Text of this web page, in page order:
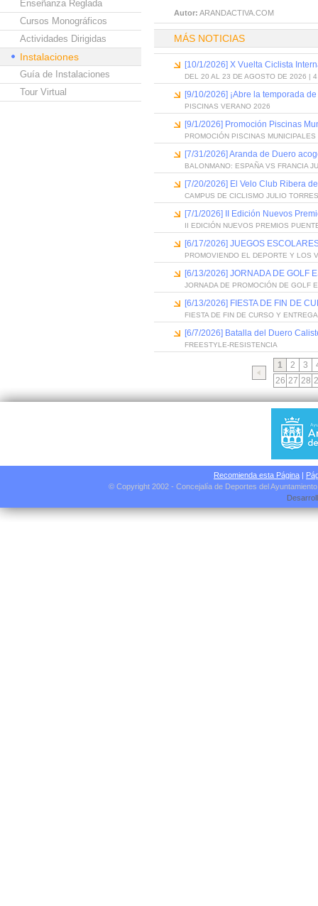
Enseñanza Reglada
Cursos Monográficos
Actividades Dirigidas
Instalaciones
Guía de Instalaciones
Tour Virtual
Autor: ARANDACTIVA.COM
MÁS NOTICIAS
[10/1/2026] X Vuelta Ciclista
DEL 20 AL 23 DE AGOSTO DE 2026 | 4
[9/10/2026] ¡Abre la temporada
PISCINAS VERANO 2026
[9/1/2026] Promoción Piscinas
PROMOCIÓN PISCINAS
[7/31/2026] Aranda de Duero
BALONMANO: ESPAÑA VS FRANCIA
[7/20/2026] El Velo Club Ribera
CAMPUS DE CICLISMO JULIO
[7/1/2026] II Edición Nuevos
II EDICIÓN NUEVOS PREMIOS
[6/17/2026] JUEGOS
PROMOVIENDO EL DEPORTE Y LOS
[6/13/2026] JORNADA DE GOLF
JORNADA DE PROMOCIÓN DE GOLF
[6/13/2026] FIESTA DE FIN DE
FIESTA DE FIN DE CURSO Y
[6/7/2026] Batalla del Duero
FREESTYLE-RESISTENCIA
1 2 3
26 27 28
Recomienda esta Página |
© Copyright 2002 - Concejalía de Deportes del